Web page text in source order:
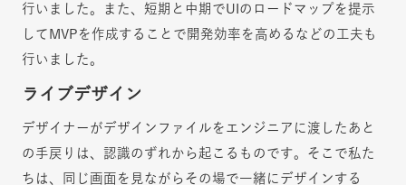
行いました。また、短期と中期でUIのロードマップを提示
してMVPを作成することで開発効率を高めるなどの工夫も
行いました。
ライブデザイン
デザイナーがデザインファイルをエンジニアに渡したあと
の手戻りは、認識のずれから起こるものです。そこで私た
ちは、同じ画面を見ながらその場で一緒にデザインする